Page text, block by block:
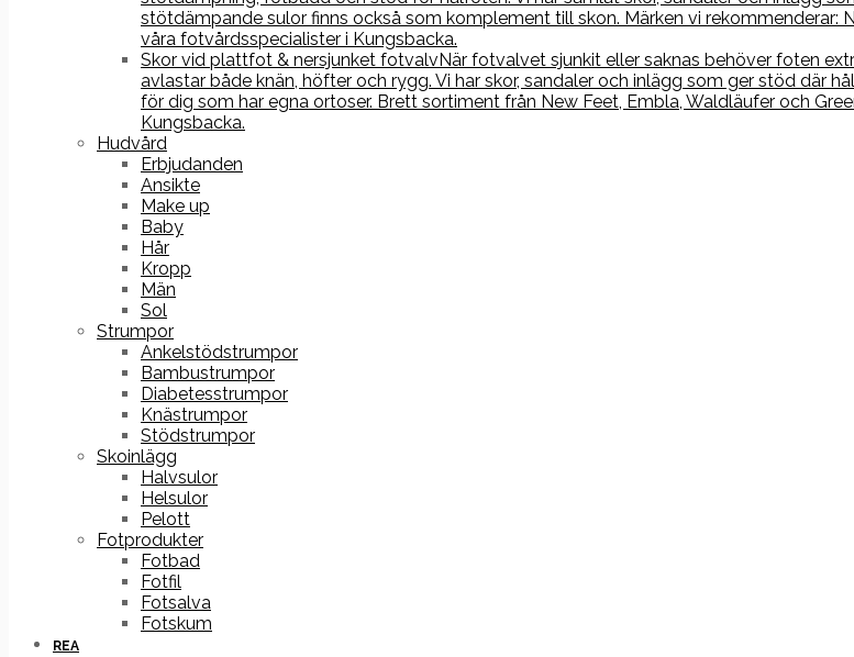
stötdämpande sulor finns också som komplement till skon. Märken vi rekommenderar:
våra fotvårdsspecialister i Kungsbacka.
Skor vid plattfot & nersjunket fotvalvNär fotvalvet sjunkit eller saknas behöver foten
avlastar både knän, höfter och rygg. Vi har skor, sandaler och inlägg som ger stöd där
för dig som har egna ortoser. Brett sortiment från New Feet, Embla, Waldläufer och
Kungsbacka.
Hudvård
Erbjudanden
Ansikte
Make up
Baby
Hår
Kropp
Män
Sol
Strumpor
Ankelstödstrumpor
Bambustrumpor
Diabetesstrumpor
Knästrumpor
Stödstrumpor
Skoinlägg
Halvsulor
Helsulor
Pelott
Fotprodukter
Fotbad
Fotfil
Fotsalva
Fotskum
REA